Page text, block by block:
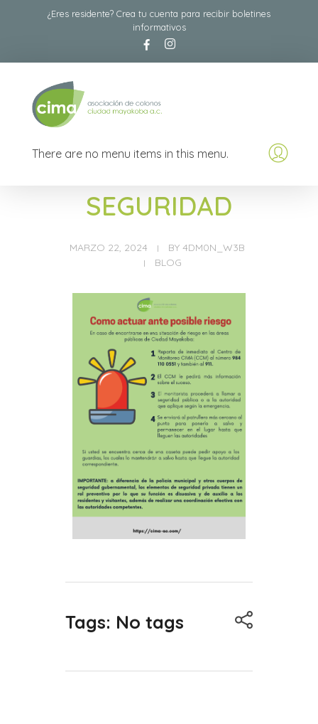
¿Eres residente? Crea tu cuenta para recibir boletines
informativos
There are no menu items in this menu.
SEGURIDAD
MARZO 22, 2024 BY 4DM0N_W3B
BLOG
Tags: No tags